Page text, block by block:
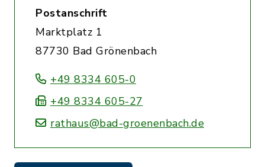
Postanschrift
Marktplatz 1
87730 Bad Grönenbach
+49 8334 605-0
+49 8334 605-27
rathaus@bad-groenenbach.de